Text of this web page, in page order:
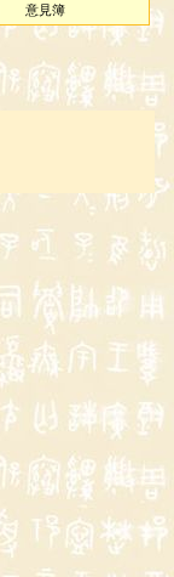
意見簿